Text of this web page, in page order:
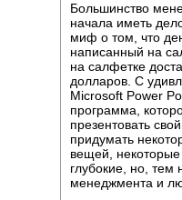
Большинство
начала иметь
миф о том, что
написанный на
на салфетке
долларов. С
Microsoft Power
программа,
презентовать
придумать
вещей,
глубокие, но, тем
менеджмента и